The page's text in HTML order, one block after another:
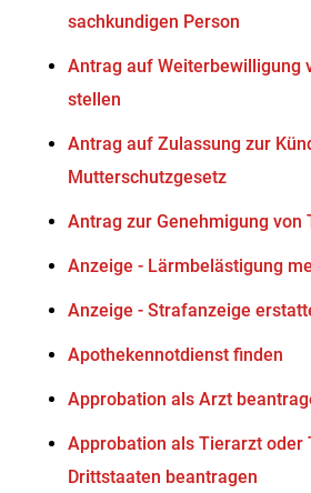
sachkundigen Person
Antrag auf Weiterbewilligung
stellen
Antrag auf Zulassung zur
Mutterschutzgesetz
Antrag zur Genehmigung von
Anzeige - Lärmbelästigung
Anzeige - Strafanzeige
Apothekennotdienst finden
Approbation als Arzt
Approbation als Tierarzt oder
Drittstaaten beantragen